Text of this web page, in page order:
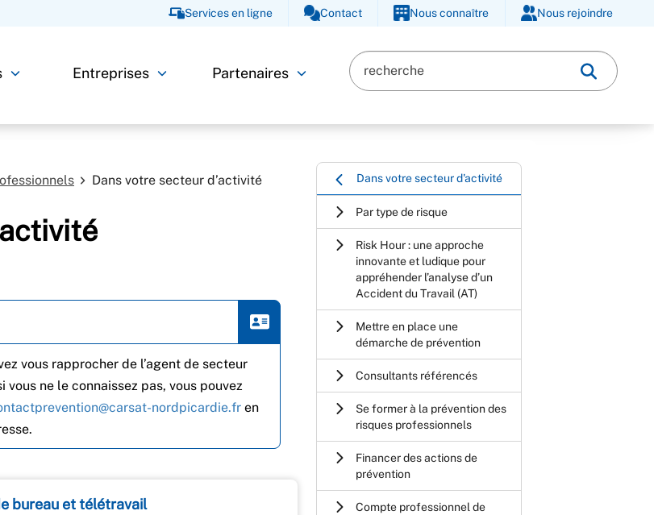
Services en ligne Contact Nous connaître Nous rejoindre
Entreprises Partenaires
Dans votre secteur d’activité
vous rapprocher de l’agent de secteur
ne le connaissez pas, vous pouvez
nordpicardie.fr en
bureau et télétravail
Dans votre secteur d'activité
Par type de risque
Risk Hour : une approche
innovante et ludique pour
appréhender l’analyse d’un
Accident du Travail (AT)
Mettre en place une
démarche de prévention
Consultants référencés
Se former à la prévention des
risques professionnels
Financer des actions de
prévention
Compte professionnel de